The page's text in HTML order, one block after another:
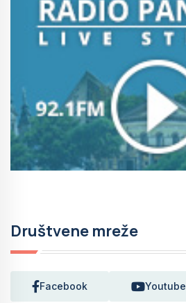
Društvene mreže
Facebook Youtube